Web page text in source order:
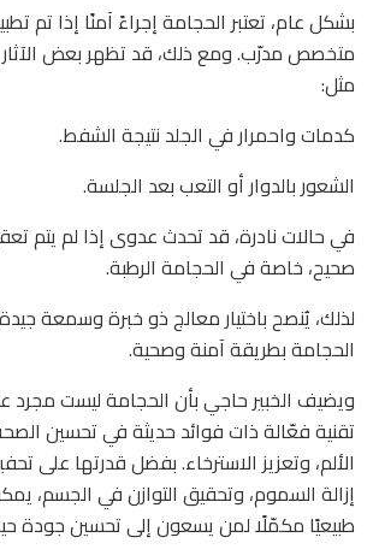
بشكل عام، تعتبر الحجامة إجراءً آمنًا إذا تم
متخصص مدرّب. ومع ذلك، قد تظهر بعض الآثار
مثل:
كدمات واحمرار في الجلد نتيجة الشفط.
الشعور بالدوار أو التعب بعد الجلسة.
في حالات نادرة، قد تحدث عدوى إذا لم يتم
صحيح، خاصة في الحجامة الرطبة.
لذلك، يُنصح باختيار معالج ذو خبرة وسمعة
الحجامة بطريقة آمنة وصحية.
ويضيف الخبير حاجي بأن الحجامة ليست مجرد
تقنية فعّالة ذات فوائد حديثة في تحسين
الألم، وتعزيز الاسترخاء. بفضل قدرتها على
إزالة السموم، وتحقيق التوازن في الجسم،
طبيعيًا مكمّلًا لمن يسعون إلى تحسين جودة